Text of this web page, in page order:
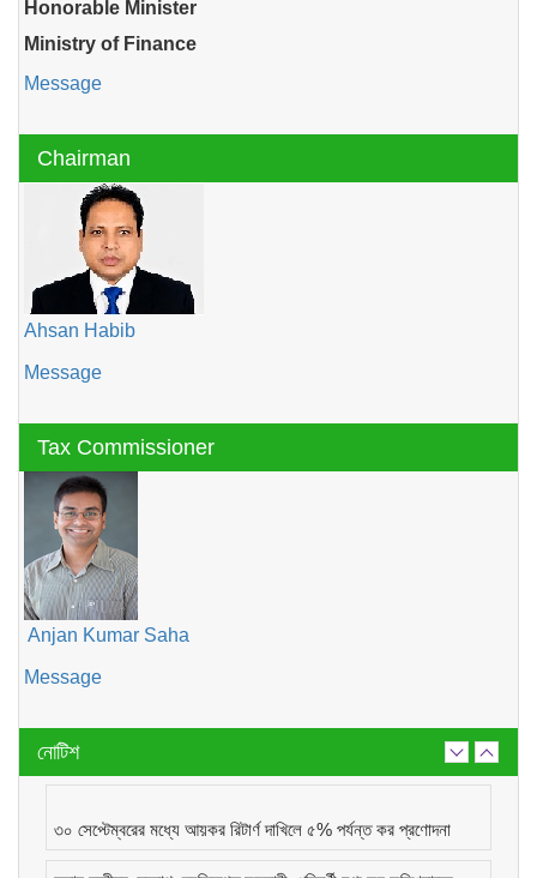
Honorable Minister
Ministry of Finance
Message
Chairman
Ahsan Habib
Message
Tax Commissioner
Anjan Kumar Saha
Message
নোটিশ
৩০ সেপ্টেম্বরের মধ্যে আয়কর রিটার্ণ দাখিলে ৫% পর্যন্ত কর প্রণোদনা